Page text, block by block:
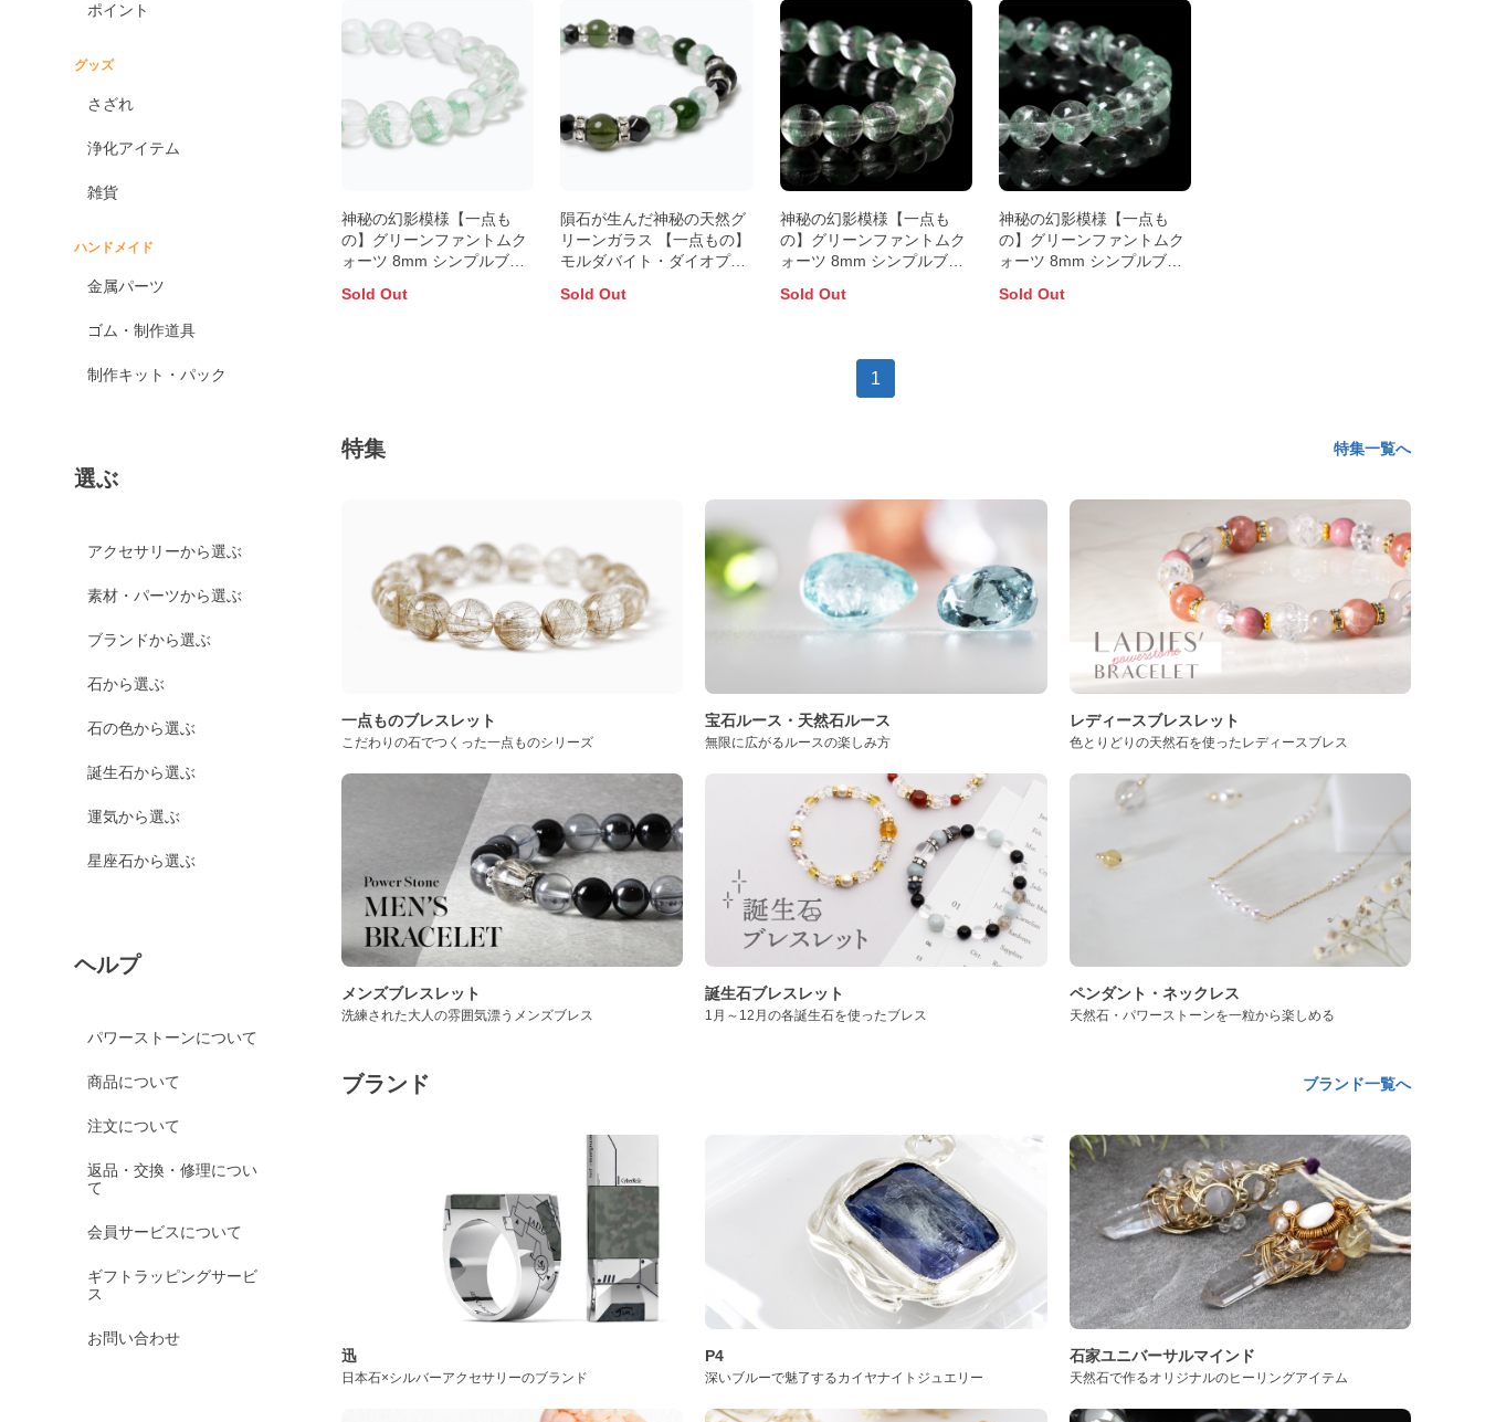
ポイント
グッズ
さざれ
浄化アイテム
雑貨
ハンドメイド
金属パーツ
ゴム・制作道具
制作キット・パック
選ぶ
アクセサリーから選ぶ
素材・パーツから選ぶ
ブランドから選ぶ
石から選ぶ
石の色から選ぶ
誕生石から選ぶ
運気から選ぶ
星座石から選ぶ
ヘルプ
パワーストーンについて
商品について
注文について
返品・交換・修理につい
て
会員サービスについて
ギフトラッピングサービ
ス
お問い合わせ
神秘の幻影模様【一点も
の】グリーンファントムク
ォーツ 8mm シンプルブレ
Sold Out
隕石が生んだ神秘の天然グ
リーンガラス 【一点もの】
モルダバイト・ダイオプサ
Sold Out
神秘の幻影模様【一点も
の】グリーンファントムク
ォーツ 8mm シンプルブレ
Sold Out
神秘の幻影模様【一点も
の】グリーンファントムク
ォーツ 8mm シンプルブレ
Sold Out
1
特集 特集一覧へ
一点ものブレスレット
こだわりの石でつくった一点ものシリーズ
宝石ルース・天然石ルース
無限に広がるルースの楽しみ方
レディースブレスレット
色とりどりの天然石を使ったレディースブレス
メンズブレスレット
洗練された大人の雰囲気漂うメンズブレス
誕生石ブレスレット
1月～12月の各誕生石を使ったブレス
ペンダント・ネックレス
天然石・パワーストーンを一粒から楽しめる
ブランド ブランド一覧へ
迅
日本石×シルバーアクセサリーのブランド
P4
深いブルーで魅了するカイヤナイトジュエリー
石家ユニバーサルマインド
天然石で作るオリジナルのヒーリングアイテム